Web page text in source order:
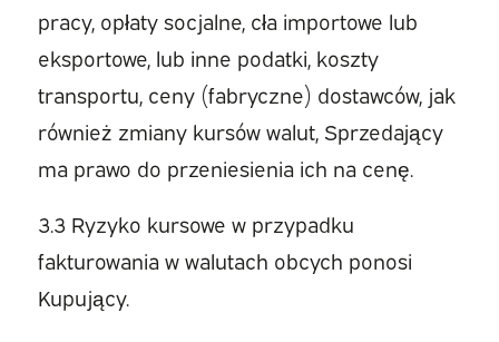
pracy, opłaty socjalne, cła importowe lub
eksportowe, lub inne podatki, koszty
transportu, ceny (fabryczne) dostawców, jak
również zmiany kursów walut, Sprzedający
ma prawo do przeniesienia ich na cenę.
3.3 Ryzyko kursowe w przypadku
fakturowania w walutach obcych ponosi
Kupujący.